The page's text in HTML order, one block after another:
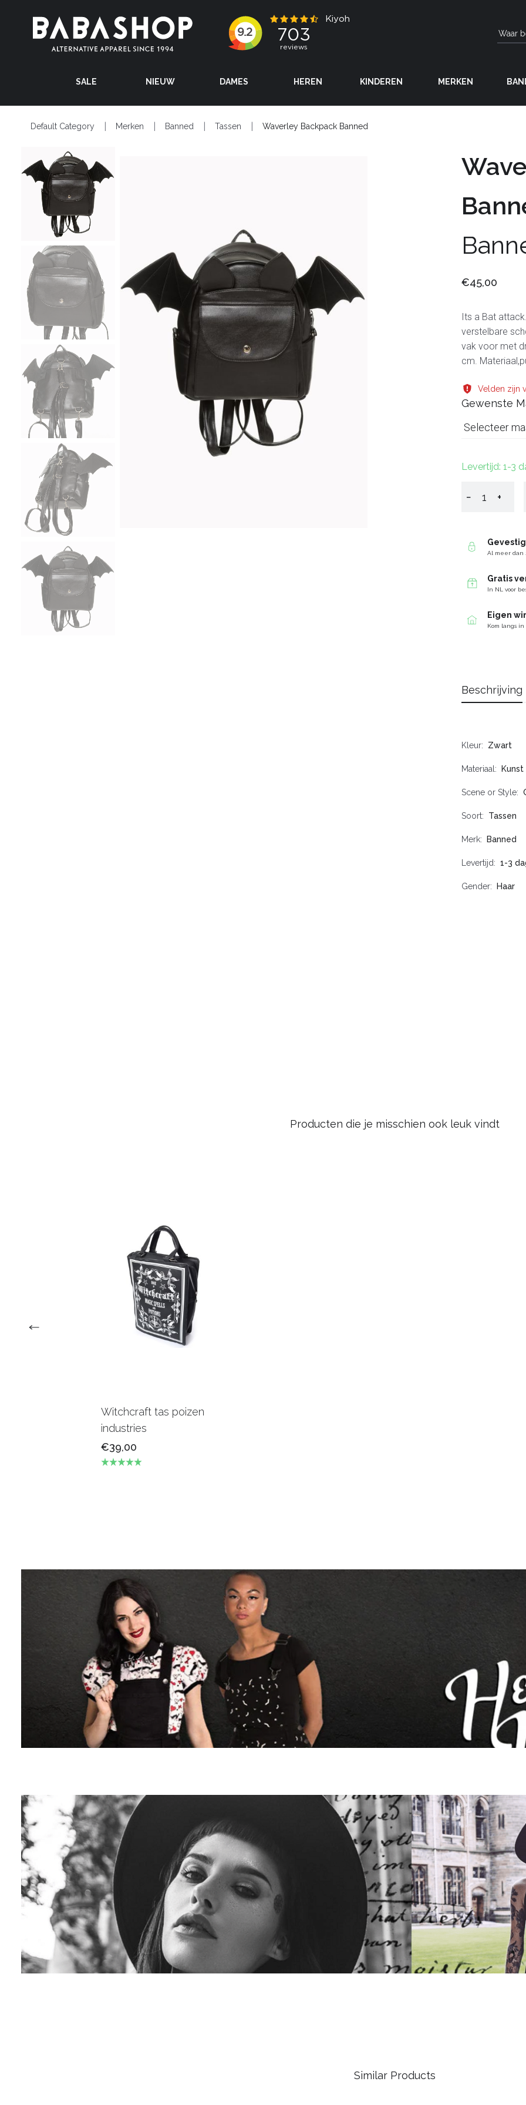
SALE NIEUW DAMES HEREN KINDEREN MERKEN
Default Category Merken Banned Tassen Waverley Backpack Banned
€45,00
Its a Bat
verstelbare
vak voor met
cm.
Velden zijn
Gewenste
Selecteer
Levertijd: 1-3
− +
Al meer dan
Gratis
In NL voor
Eigen
Kom langs
Beschrijving
Kleur Zwart
Materiaal
Scene or Style
Soort Tassen
Merk Banned
Levertijd 1-3
Gender Haar
Producten die je misschien ook leuk vindt
Witchcraft tas poizen
industries
€39,00
Similar Products